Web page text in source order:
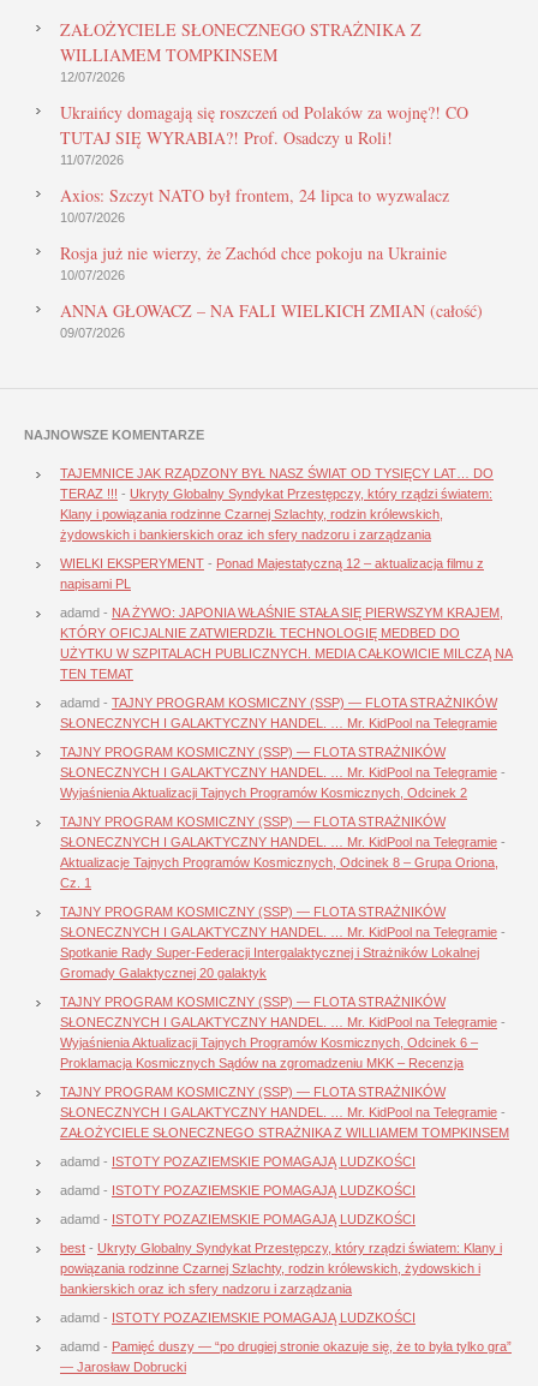
ZAŁOŻYCIELE SŁONECZNEGO STRAŻNIKA Z
WILLIAMEM TOMPKINSEM
12/07/2026
Ukraińcy domagają się roszczeń od Polaków za wojnę?! CO
TUTAJ SIĘ WYRABIA?! Prof. Osadczy u Roli!
11/07/2026
Axios: Szczyt NATO był frontem, 24 lipca to wyzwalacz
10/07/2026
Rosja już nie wierzy, że Zachód chce pokoju na Ukrainie
10/07/2026
ANNA GŁOWACZ – NA FALI WIELKICH ZMIAN (całość)
09/07/2026
NAJNOWSZE KOMENTARZE
TAJEMNICE JAK RZĄDZONY BYŁ NASZ ŚWIAT OD TYSIĘCY LAT… DO
TERAZ !!! - Ukryty Globalny Syndykat Przestępczy, który rządzi światem:
Klany i powiązania rodzinne Czarnej Szlachty, rodzin królewskich,
żydowskich i bankierskich oraz ich sfery nadzoru i zarządzania
WIELKI EKSPERYMENT - Ponad Majestatyczną 12 – aktualizacja filmu z
napisami PL
adamd - NA ŻYWO: JAPONIA WŁAŚNIE STAŁA SIĘ PIERWSZYM KRAJEM,
KTÓRY OFICJALNIE ZATWIERDZIŁ TECHNOLOGIĘ MEDBED DO
UŻYTKU W SZPITALACH PUBLICZNYCH. MEDIA CAŁKOWICIE MILCZĄ NA
TEN TEMAT
adamd - TAJNY PROGRAM KOSMICZNY (SSP) — FLOTA STRAŻNIKÓW
SŁONECZNYCH I GALAKTYCZNY HANDEL. … Mr. KidPool na Telegramie
TAJNY PROGRAM KOSMICZNY (SSP) — FLOTA STRAŻNIKÓW
SŁONECZNYCH I GALAKTYCZNY HANDEL. … Mr. KidPool na Telegramie -
Wyjaśnienia Aktualizacji Tajnych Programów Kosmicznych, Odcinek 2
TAJNY PROGRAM KOSMICZNY (SSP) — FLOTA STRAŻNIKÓW
SŁONECZNYCH I GALAKTYCZNY HANDEL. … Mr. KidPool na Telegramie -
Aktualizacje Tajnych Programów Kosmicznych, Odcinek 8 – Grupa Oriona,
Cz. 1
TAJNY PROGRAM KOSMICZNY (SSP) — FLOTA STRAŻNIKÓW
SŁONECZNYCH I GALAKTYCZNY HANDEL. … Mr. KidPool na Telegramie -
Spotkanie Rady Super-Federacji Intergalaktycznej i Strażników Lokalnej
Gromady Galaktycznej 20 galaktyk
TAJNY PROGRAM KOSMICZNY (SSP) — FLOTA STRAŻNIKÓW
SŁONECZNYCH I GALAKTYCZNY HANDEL. … Mr. KidPool na Telegramie -
Wyjaśnienia Aktualizacji Tajnych Programów Kosmicznych, Odcinek 6 –
Proklamacja Kosmicznych Sądów na zgromadzeniu MKK – Recenzja
TAJNY PROGRAM KOSMICZNY (SSP) — FLOTA STRAŻNIKÓW
SŁONECZNYCH I GALAKTYCZNY HANDEL. … Mr. KidPool na Telegramie -
ZAŁOŻYCIELE SŁONECZNEGO STRAŻNIKA Z WILLIAMEM TOMPKINSEM
adamd - ISTOTY POZAZIEMSKIE POMAGAJĄ LUDZKOŚCI
adamd - ISTOTY POZAZIEMSKIE POMAGAJĄ LUDZKOŚCI
adamd - ISTOTY POZAZIEMSKIE POMAGAJĄ LUDZKOŚCI
best - Ukryty Globalny Syndykat Przestępczy, który rządzi światem: Klany i
powiązania rodzinne Czarnej Szlachty, rodzin królewskich, żydowskich i
bankierskich oraz ich sfery nadzoru i zarządzania
adamd - ISTOTY POZAZIEMSKIE POMAGAJĄ LUDZKOŚCI
adamd - Pamięć duszy — “po drugiej stronie okazuje się, że to była tylko gra”
— Jarosław Dobrucki